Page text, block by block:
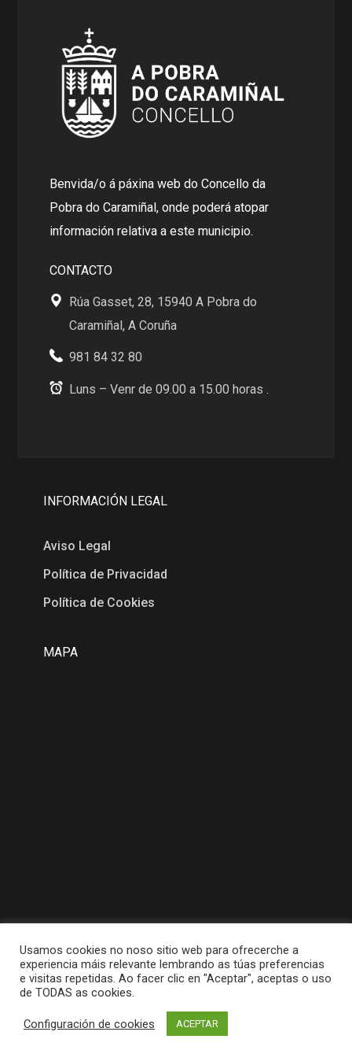
Benvida/o á páxina web do Concello da
Pobra do Caramiñal, onde poderá atopar
información relativa a este municipio.
CONTACTO
Rúa Gasset, 28, 15940 A Pobra do
Caramiñal, A Coruña
981 84 32 80
Luns – Venr de 09.00 a 15.00 horas .
INFORMACIÓN LEGAL
Aviso Legal
Política de Privacidad
Política de Cookies
MAPA
Pobra do Caramiñal
Usamos cookies no noso sitio web para ofrecerche a
experiencia máis relevante lembrando as túas preferencias
e visitas repetidas. Ao facer clic en "Aceptar", aceptas o uso
de TODAS as cookies.
Configuración de cookies ACEPTAR